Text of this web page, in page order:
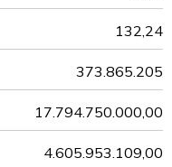
132,24
373.865.205
17.794.750.000,00
4.605.953.109,00